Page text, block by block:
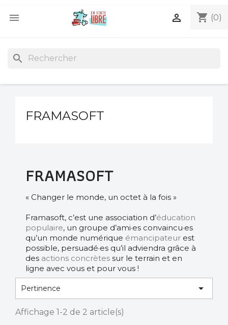
 shopping_cart (0)

search
FRAMASOFT
FRAMASOFT
« Changer le monde, un octet à la fois »
Framasoft, c’est une association d’éducation
populaire, un groupe d’ami·es convaincu·es
qu’un monde numérique émancipateur est
possible, persuadé·es qu’il adviendra grâce à
des actions concrètes sur le terrain et en
ligne avec vous et pour vous !
Pertinence 
Affichage 1-2 de 2 article(s)